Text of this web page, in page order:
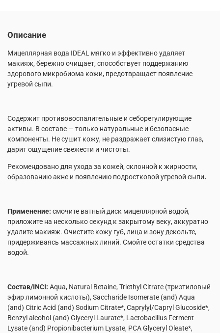
Описание
Мицеллярная вода IDEAL мягко и эффективно удаляет
макияж, бережно очищает, способствует поддержанию
здорового микробиома кожи, предотвращает появление
угревой сыпи.
Содержит противовоспалительные и себорегулирующие
активы. В составе — только натуральные и безопасные
компоненты. Не сушит кожу, не раздражает слизистую глаз,
дарит ощущение свежести и чистоты.
Рекомендовано для ухода за кожей, склонной к жирности,
образованию акне и появлению подростковой угревой сыпи.
Применение: смочите ватный диск мицеллярной водой,
приложите на несколько секунд к закрытому веку, аккуратно
удалите макияж. Очистите кожу губ, лица и зону декольте,
придерживаясь массажных линий. Смойте остатки средства
водой.
Состав/INCI: Aqua, Natural Betaine, Triethyl Citrate (триэтиловый
эфир лимонной кислоты), Saccharide Isomerate (and) Aqua
(and) Citric Acid (and) Sodium Citrate*, Caprylyl/Capryl Glucoside*,
Benzyl alcohol (and) Glyceryl Laurate*, Lactobacillus Ferment
Lysate (and) Propionibacterium Lysate, PCA Glyceryl Oleate*,